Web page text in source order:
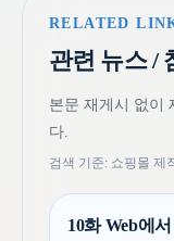
RELATED
관련 뉴스 /
본문 재게시 없이
다.
검색 기준: 쇼핑몰 제
10화 Web에